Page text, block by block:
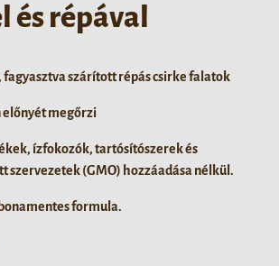
és répával
fagyasztva szárított répás csirke falatok
előnyét megőrzi
ízfokozók, tartósítószerek és
szervezetek (GMO) hozzáadása nélkül.
formula.